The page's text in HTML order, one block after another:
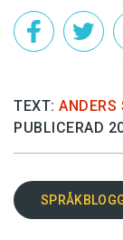
TEXT: ANDERS
PUBLICERAD